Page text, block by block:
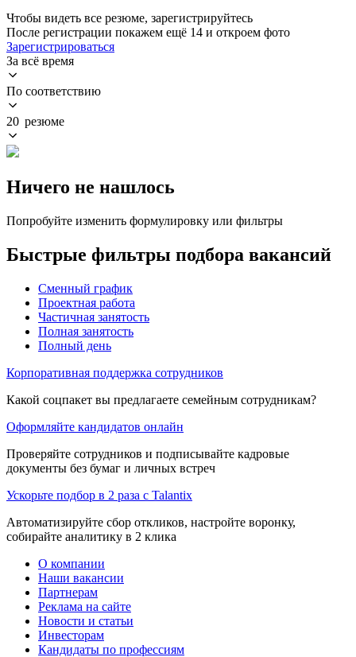
Чтобы видеть все резюме, зарегистрируйтесь
После регистрации покажем ещё 14 и откроем фото
Зарегистрироваться
За всё время
По соответствию
20 резюме
Ничего не нашлось
Попробуйте изменить формулировку или фильтры
Быстрые фильтры подбора вакансий
Сменный график
Проектная работа
Частичная занятость
Полная занятость
Полный день
Корпоративная поддержка сотрудников
Какой соцпакет вы предлагаете семейным сотрудникам?
Оформляйте кандидатов онлайн
Проверяйте сотрудников и подписывайте кадровые
документы без бумаг и личных встреч
Ускорьте подбор в 2 раза с Talantix
Автоматизируйте сбор откликов, настройте воронку,
собирайте аналитику в 2 клика
О компании
Наши вакансии
Партнерам
Реклама на сайте
Новости и статьи
Инвесторам
Кандидаты по профессиям